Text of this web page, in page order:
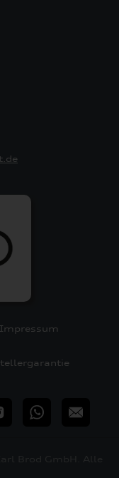
Impressum
WhatsApp
E-